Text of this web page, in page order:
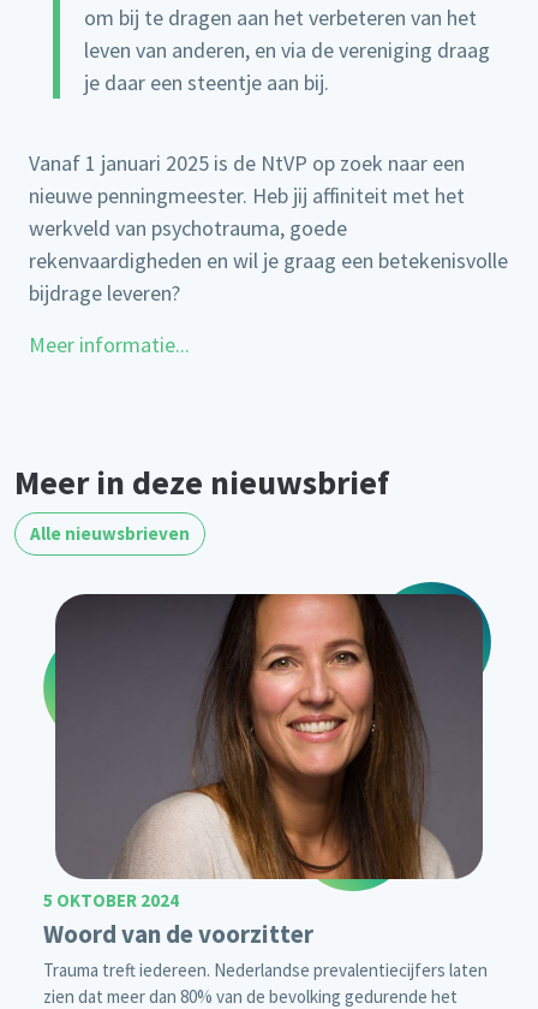
om bij te dragen aan het verbeteren van het
leven van anderen, en via de vereniging draag
je daar een steentje aan bij.
Vanaf 1 januari 2025 is de NtVP op zoek naar een
nieuwe penningmeester. Heb jij affiniteit met het
werkveld van psychotrauma, goede
rekenvaardigheden en wil je graag een betekenisvolle
bijdrage leveren?
Meer informatie...
Meer in deze nieuwsbrief
Alle nieuwsbrieven
5 OKTOBER 2024
Woord van de voorzitter
Trauma treft iedereen. Nederlandse prevalentiecijfers laten
zien dat meer dan 80% van de bevolking gedurende het